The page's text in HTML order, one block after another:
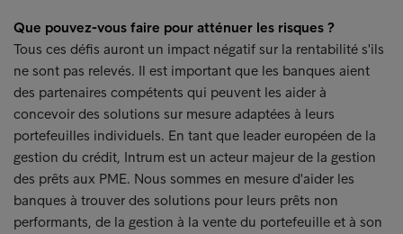
Que pouvez-vous faire pour atténuer les risques ?
Tous ces défis auront un impact négatif sur la rentabilité s'ils
ne sont pas relevés. Il est important que les banques aient
des partenaires compétents qui peuvent les aider à
concevoir des solutions sur mesure adaptées à leurs
portefeuilles individuels. En tant que leader européen de la
gestion du crédit, Intrum est un acteur majeur de la gestion
des prêts aux PME. Nous sommes en mesure d'aider les
banques à trouver des solutions pour leurs prêts non
performants, de la gestion à la vente du portefeuille et à son